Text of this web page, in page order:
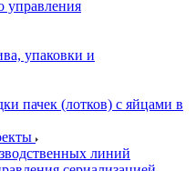
управления
упаковки и
пачек (лотков) с яйцами в
линий